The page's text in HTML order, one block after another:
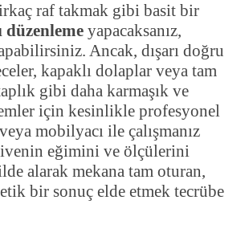
raf takmak gibi basit bir
düzenleme yapacaksanız,
Ancak, dışarı doğru
kapaklı dolaplar veya tam
gibi daha karmaşık ve
için kesinlikle profesyonel
mobilyacı ile çalışmanız
eğimini ve ölçülerini
alarak mekana tam oturan,
bir sonuç elde etmek tecrübe